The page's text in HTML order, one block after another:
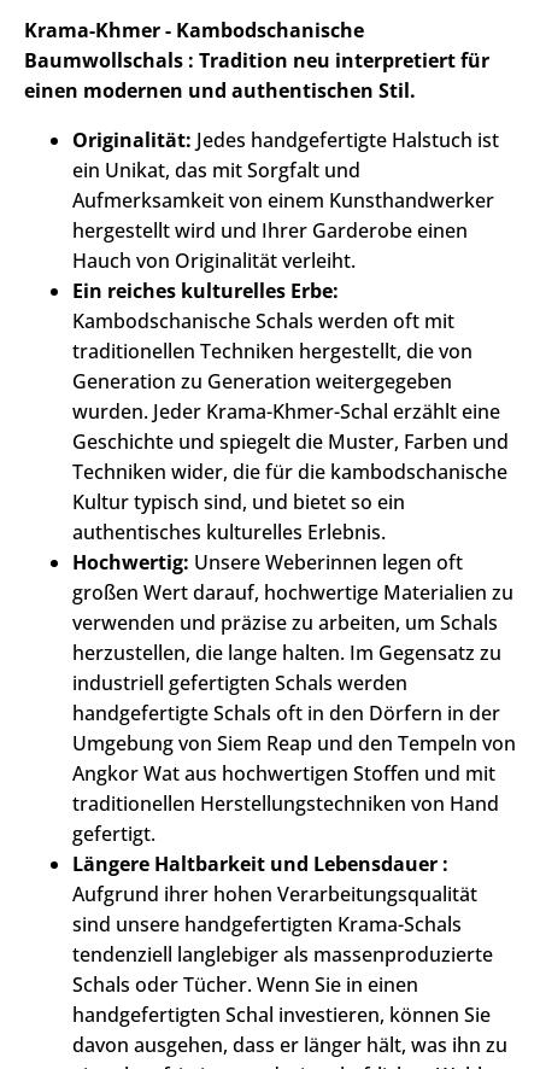
Krama-Khmer - Kambodschanische
Baumwollschals : Tradition neu interpretiert für
einen modernen und authentischen Stil.
Originalität: Jedes handgefertigte Halstuch ist
ein Unikat, das mit Sorgfalt und
Aufmerksamkeit von einem Kunsthandwerker
hergestellt wird und Ihrer Garderobe einen
Hauch von Originalität verleiht.
Ein reiches kulturelles Erbe:
Kambodschanische Schals werden oft mit
traditionellen Techniken hergestellt, die von
Generation zu Generation weitergegeben
wurden. Jeder Krama-Khmer-Schal erzählt eine
Geschichte und spiegelt die Muster, Farben und
Techniken wider, die für die kambodschanische
Kultur typisch sind, und bietet so ein
authentisches kulturelles Erlebnis.
Hochwertig: Unsere Weberinnen legen oft
großen Wert darauf, hochwertige Materialien zu
verwenden und präzise zu arbeiten, um Schals
herzustellen, die lange halten. Im Gegensatz zu
industriell gefertigten Schals werden
handgefertigte Schals oft in den Dörfern in der
Umgebung von Siem Reap und den Tempeln von
Angkor Wat aus hochwertigen Stoffen und mit
traditionellen Herstellungstechniken von Hand
gefertigt.
Längere Haltbarkeit und Lebensdauer :
Aufgrund ihrer hohen Verarbeitungsqualität
sind unsere handgefertigten Krama-Schals
tendenziell langlebiger als massenproduzierte
Schals oder Tücher. Wenn Sie in einen
handgefertigten Schal investieren, können Sie
davon ausgehen, dass er länger hält, was ihn zu